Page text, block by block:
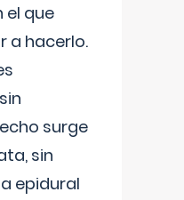
el que
a hacerlo.
surge
sin
epidural